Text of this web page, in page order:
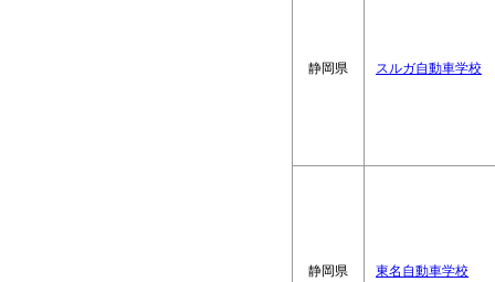
静岡県 スルガ自動車学校
静岡県 東名自動車学校